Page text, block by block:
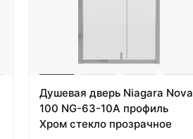
Душевая дверь Niagara Nova
100 NG-63-10A профиль
Хром стекло прозрачное